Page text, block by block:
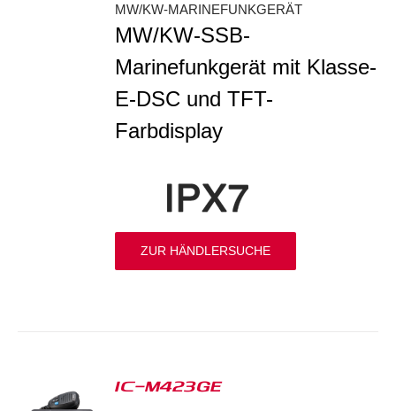
MW/KW-MARINEFUNKGERÄT
MW/KW-SSB-
Marinefunkgerät mit Klasse-
E-DSC und TFT-
Farbdisplay
ZUR HÄNDLERSUCHE
IC-M423GE